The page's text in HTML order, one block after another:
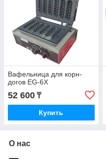
Вафельница для корн-
догов EG-6X
52 600 ₸
Купить
О нас